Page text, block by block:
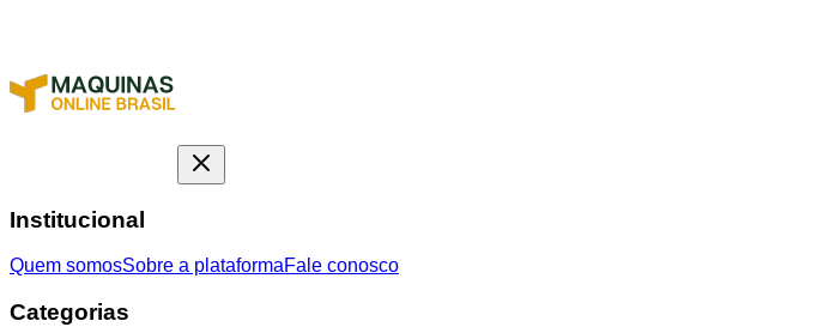
Institucional
Quem somosSobre a plataformaFale conosco
Categorias